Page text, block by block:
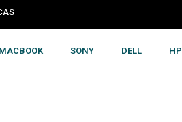
MACBOOK SONY DELL HP